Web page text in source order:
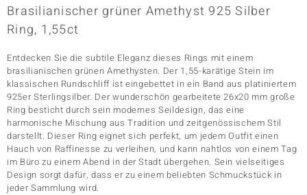
Classics
Brasilianischer grüner Amethyst 925 Silber
Ring, 1,55ct
Entdecken Sie die subtile Eleganz dieses Rings mit einem
brasilianischen grünen Amethysten. Der 1,55-karätige Stein im
klassischen Rundschliff ist eingebettet in ein Band aus platiniertem
925er Sterlingsilber. Der wunderschön gearbeitete 26x20 mm große
Ring besticht durch sein modernes Seildesign, das eine
harmonische Mischung aus Tradition und zeitgenössischem Stil
darstellt. Dieser Ring eignet sich perfekt, um jedem Outfit einen
Hauch von Raffinesse zu verleihen, und kann nahtlos von einem Tag
im Büro zu einem Abend in der Stadt übergehen. Sein vielseitiges
Design sorgt dafür, dass er zu einem beliebten Schmuckstück in
jeder Sammlung wird.